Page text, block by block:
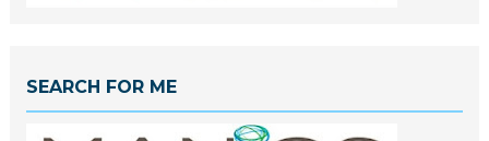
SEARCH FOR ME